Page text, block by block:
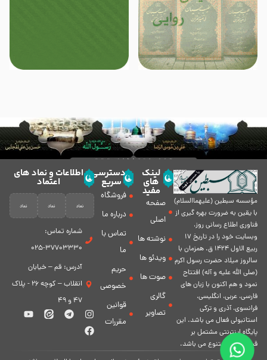
مؤسسه سبطين (عليهماالسلام)
با يقين به ضرورت بهره گیرى از
فناورى اطلاع رسانى روز،
وبسایت خود را در تاريخ 17
ربيع الاول 1424 ق. همزمان با
سالروز ميلاد حضرت رسول اكرم
(صلی الله علیه و آله) افتتاح
نمود و هم اكنون با زبان های
فارسی، عربى، انگلیسی،
فرانسوی، آذری و ترکی
استانبولی فعال مى باشد. اين
پايگاه اينترنتى مشتمل بر
قسمت هاى متنوع مى باشد.
لینک
های
مفید
صفحه
اصلی
نوشته ها
ویدئو ها
صوت ها
گالری
تصاویر
دسترسی
سریع
فروشگاه
درباره ما
تماس با
ما
حریم
خصوصی
قوانین
مقررات
اطلاعات و نماد های
اعتماد
شماره تماس:
37703330-025
آدرس: قم – خیابان
انقلاب – کوچه 26 - پلاک
47 و 49